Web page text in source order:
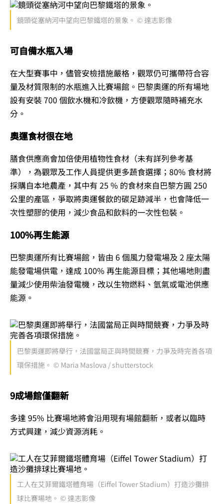
鏡頭從塞納河中望向巴黎鐵塔的景象。 © 達志影像
可自備水瓶入場
在大型賽事中，儘管安檢措施嚴格，觀眾仍可攜帶符合容
量及材質限制的水瓶進入比賽場館。巴黎奧運的所有場地
設有安裝 700 個飲水機和冷飲機，方便觀眾隨時補充水
分。
奧運食材很在地
膳食供應商會加倍使用植物性食材（未有詳列參考基
準），為觀眾及工作人員提供更多蔬食選擇；80% 食材將
採購自本地農產，其中有 25 % 的食材來自巴黎方圓 250
公里的產區，爭取將奧運餐飲的碳足跡減半，也會降低一
次性塑膠的使用，減少食品和飲料的一次性包裝。
100%再生能源
巴黎奧運所有比賽場館，皆由 6 個風力發電場及 2 座太陽
能發電場供電，達成 100% 再生能源目標；其他場地則盡
量減少使用柴油發電機，改以生物燃料、氫氣或電池供應
能源。
巴黎奧運即將舉行，法國當局正與時間競賽，力爭及時完善各項
環保措施。 © Maria Maslova / shutterstock
9成場館僅翻新
多達 95% 比賽場地將會沿用現有場館翻新，或者以臨時
方式興建，減少資源消耗。
工人在艾菲爾鐵塔體育場（Eiffel Tower Stadium）打造沙攤排
球比賽場地。 © 達志影像